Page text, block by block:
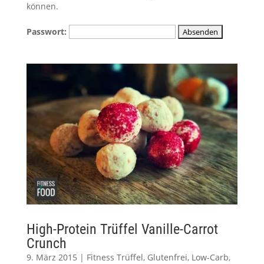
können.
Passwort:
High-Protein Trüffel Vanille-Carrot
Crunch
9. März 2015 | Fitness Trüffel, Glutenfrei, Low-Carb,